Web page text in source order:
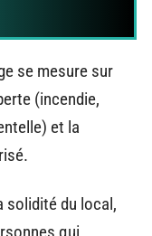
se mesure sur
(incendie,
et la
solidité du local,
qui